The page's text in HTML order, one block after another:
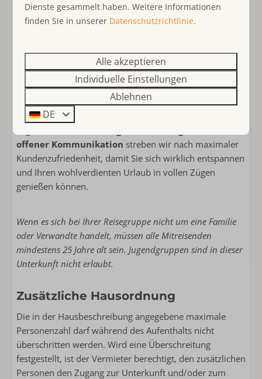
Warum Ouddorp Connection?
Familienunternehmenmit einer Leidenschaft für
Gastfreundschaft und persönlichen Kontakt. Unser
junges, engagiertes Team kümmert sich mit viel Liebe
zum Detail und hoher Qualität um Sie. Unsere Häuser
erfüllen strenge Standards und bieten Komfort in jedem
offener Kommunikation streben wir nach maximaler
Kundenzufriedenheit, damit Sie sich wirklich entspannen
und Ihren wohlverdienten Urlaub in vollen Zügen
genießen können.
Wenn es sich bei Ihrer Reisegruppe nicht um eine Familie
oder Verwandte handelt, müssen alle Mitreisenden
mindestens 25 Jahre alt sein. Jugendgruppen sind in dieser
Unterkunft nicht erlaubt.
Zusätzliche Hausordnung
Die in der Hausbeschreibung angegebene maximale
Personenzahl darf während des Aufenthalts nicht
überschritten werden. Wird eine Überschreitung
festgestellt, ist der Vermieter berechtigt, den zusätzlichen
Personen den Zugang zur Unterkunft und/oder zum
Dienste gesammelt haben. Weitere Informationen
finden Sie in unserer Datenschutzrichtlinie.
Alle akzeptieren
Individuelle Einstellungen
Ablehnen
DE